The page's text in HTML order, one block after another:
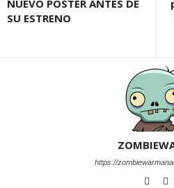
NUEVO PÓSTER ANTES DE
SU ESTRENO
https://